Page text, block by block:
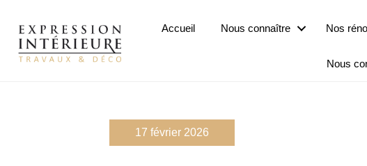
contenu
principal
Accueil Nous connaître Nos
Nous
17 février 2026